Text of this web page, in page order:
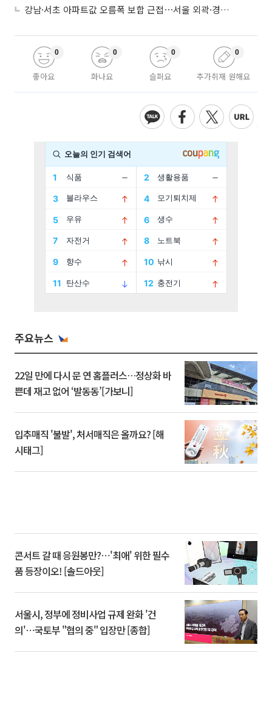
강남·서초 아파트값 오름폭 보합 근접⋯서울 외곽·경기 남부 중심 매수세
좋아요
0
화나요
0
슬퍼요
0
추가취재 원해요
0
주요뉴스
22일 만에 다시 문 연 홈플러스…정상화 바
쁜데 재고 없어 ‘발동동’[가보니]
입추매직 '불발', 처서매직은 올까요? [해
시태그]
콘서트 갈 때 응원봉만?⋯'최애' 위한 필수
품 등장이오! [솔드아웃]
서울시, 정부에 정비사업 규제 완화 '건
의'⋯국토부 "협의 중" 입장만 [종합]